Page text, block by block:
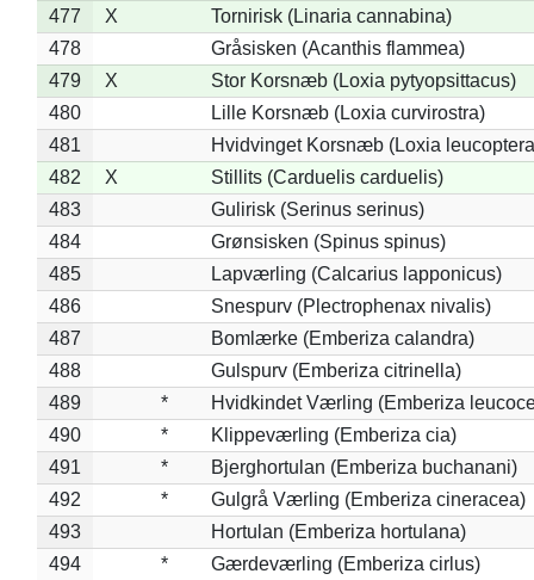
477
X
Tornirisk (Linaria cannabina)
478
Gråsisken (Acanthis flammea)
479
X
Stor Korsnæb (Loxia pytyopsittacus)
480
Lille Korsnæb (Loxia curvirostra)
481
Hvidvinget Korsnæb (Loxia
482
X
Stillits (Carduelis carduelis)
483
Gulirisk (Serinus serinus)
484
Grønsisken (Spinus spinus)
485
Lapværling (Calcarius lapponicus)
486
Snespurv (Plectrophenax nivalis)
487
Bomlærke (Emberiza calandra)
488
Gulspurv (Emberiza citrinella)
489
*
Hvidkindet Værling (Emberiza
490
*
Klippeværling (Emberiza cia)
491
*
Bjerghortulan (Emberiza buchanani)
492
*
Gulgrå Værling (Emberiza cineracea)
493
Hortulan (Emberiza hortulana)
494
* Gærdeværling (Emberiza cirlus)